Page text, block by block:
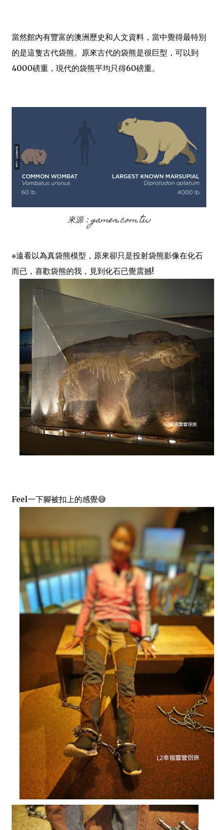
當然館內有豐富的澳洲歷史和人文資料，當中覺得最特別
的是這隻古代袋熊。原來古代的袋熊是很巨型，可以到
4000磅重，現代的袋熊平均只得60磅重。
來源：gamer.com.tw
※遠看以為真袋熊模型，原來卻只是投射袋熊影像在化石
而已，喜歡袋熊的我，見到化石已覺震撼!
Feel一下腳被扣上的感覺😅